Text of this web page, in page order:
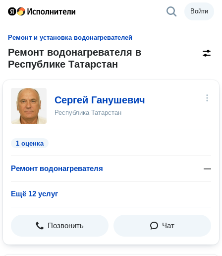
Войти
Ремонт и установка водонагревателей
Ремонт водонагревателя в
Республике Татарстан
Сергей Ганушевич
Республика Татарстан
1 оценка
Ремонт водонагревателя —
Ещё 12 услуг
Позвонить Чат